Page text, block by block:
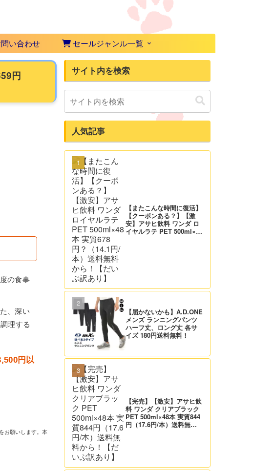
い合わせ セールジャンル一覧
円
の食事
、深い
理する
円以
お願いします。本
サイト内を検索
人気記事
【またこんな時間に復活】
【クーポンある？】【激
安】アサヒ飲料 ワンダ ロ
イヤルラテ PET 500ml×48
【届かないかも】A.D.ONE
メンズ ランニングパンツ
ハーフ丈、ロング丈 各サ
イズ 180円送料無料！
【完売】【激安】アサヒ飲
料 ワンダ クリアブラック
PET 500ml×48本 実質844
円（17.6円/本）送料無料